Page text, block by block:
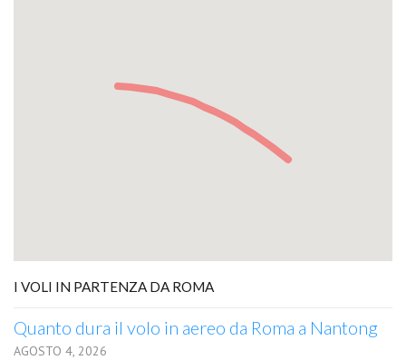
I VOLI IN PARTENZA DA ROMA
Quanto dura il volo in aereo da Roma a Nantong
AGOSTO 4, 2026